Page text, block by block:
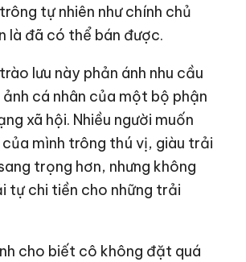
tự nhiên như chính chủ
là đã có thể bán được.
lưu này phản ánh nhu cầu
cá nhân của một bộ phận
xã hội. Nhiều người muốn
mình trông thú vị, giàu trải
trọng hơn, nhưng không
tự chi tiền cho những trải
cho biết cô không đặt quá